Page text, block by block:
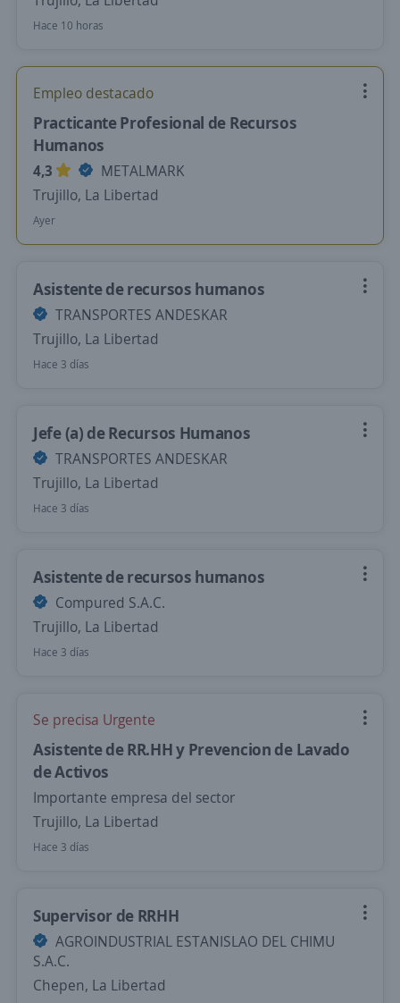
Hace 10 horas
Empleo destacado
Practicante Profesional de Recursos
Humanos
4,3
METALMARK
Trujillo, La Libertad
Ayer
Asistente de recursos humanos
TRANSPORTES ANDESKAR
Trujillo, La Libertad
Hace 3 días
Jefe (a) de Recursos Humanos
TRANSPORTES ANDESKAR
Trujillo, La Libertad
Hace 3 días
Asistente de recursos humanos
Compured S.A.C.
Trujillo, La Libertad
Hace 3 días
Se precisa Urgente
Asistente de RR.HH y Prevencion de Lavado
de Activos
Importante empresa del sector
Trujillo, La Libertad
Hace 3 días
Supervisor de RRHH
AGROINDUSTRIAL ESTANISLAO DEL CHIMU
S.A.C.
Chepen, La Libertad